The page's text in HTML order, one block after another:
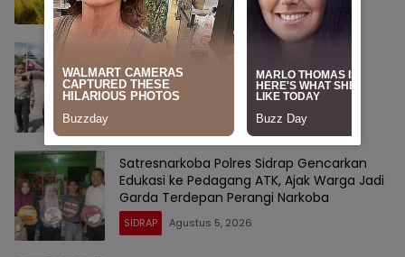
Kapolres Sidrap AKBP Indra Waspada
Sowan ke Wakil Bupati, Perkuat Sinergi
Jaga Kamtibmas dan Dukung
Satresnarkoba Polres Sidrap Gencarkan
Edukasi ke Pedagang ATK, Ajak Warga Jadi
Garda Terdepan Perangi Narkoba
SIDRAP Agustus 5, 2026